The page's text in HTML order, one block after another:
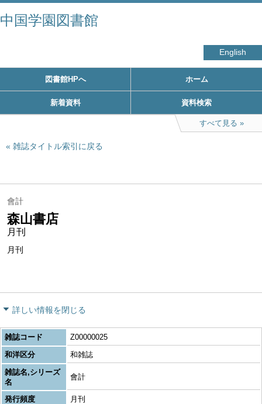
中国学園図書館
English
図書館HPへ ホーム
新着資料 資料検索
すべて見る
雑誌タイトル索引に戻る
會計
森山書店
月刊
月刊
詳しい情報を閉じる
雑誌コード
Z00000025
和洋区分
和雑誌
雑誌名,シリーズ
名
會計
発行頻度
月刊